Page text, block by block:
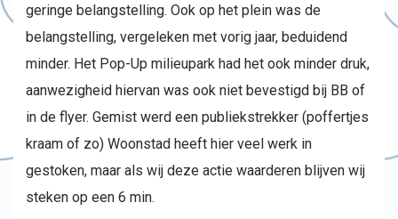
geringe belangstelling. Ook op het plein was de
belangstelling, vergeleken met vorig jaar, beduidend
minder. Het Pop-Up milieupark had het ook minder druk,
aanwezigheid hiervan was ook niet bevestigd bij BB of
in de flyer. Gemist werd een publiekstrekker (poffertjes
kraam of zo) Woonstad heeft hier veel werk in
gestoken, maar als wij deze actie waarderen blijven wij
steken op een 6 min.